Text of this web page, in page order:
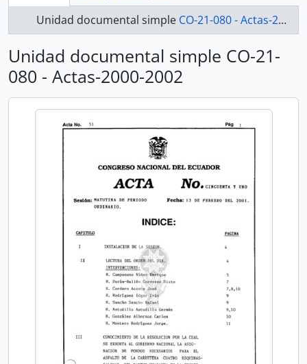
Unidad documental simple CO-21-080 - Actas-2000-2002
Unidad documental simple CO-21-
080 - Actas-2000-2002